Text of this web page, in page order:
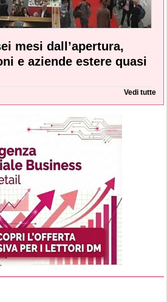
mesi dall’apertura,
e aziende estere quasi
Vedi tutte